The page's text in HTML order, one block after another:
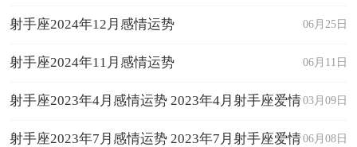
06月25日
射手座2024年12月感情运势
06月11日
射手座2024年11月感情运势
03月09日
射手座2023年4月感情运势 2023年4月射手座爱情
运程详解 06月08日
射手座2023年7月感情运势 2023年7月射手座爱情